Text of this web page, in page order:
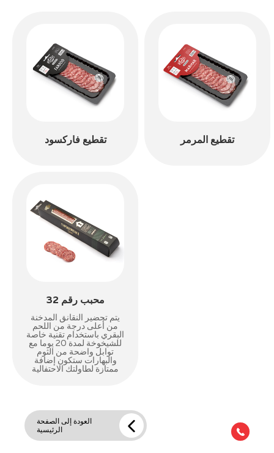
تقطيع فاركسود تقطيع المرمر
محبب رقم 32
يتم تحضير النقانق المدخنة
من أعلى درجة من اللحم
البقري باستخدام تقنية خاصة
للشيخوخة لمدة 20 يوما مع
توابل واضحة من الثوم
والبهارات ستكون إضافة
ممتازة لطاولتك الاحتفالية
العودة إلى الصفحة
الرئيسية